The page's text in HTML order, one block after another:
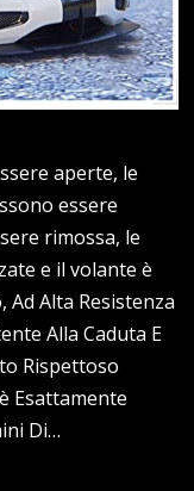
aperte, le
essere
rimossa, le
e il volante è
Ad Alta Resistenza
Alla Caduta E
Rispettoso
Esattamente
Di…